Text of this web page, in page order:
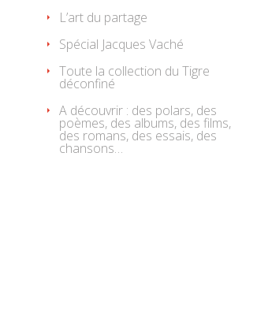
L’art du partage
Spécial Jacques Vaché
Toute la collection du Tigre
déconfiné
A découvrir : des polars, des
poèmes, des albums, des films,
des romans, des essais, des
chansons…